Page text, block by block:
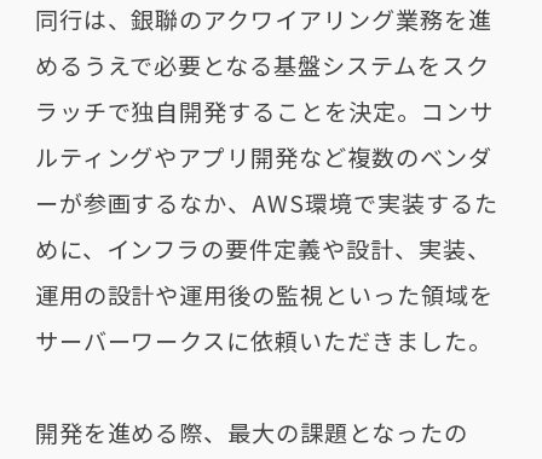
同行は、銀聯のアクワイアリング業務を進
めるうえで必要となる基盤システムをスク
ラッチで独自開発することを決定。コンサ
ルティングやアプリ開発など複数のベンダ
ーが参画するなか、AWS環境で実装するた
めに、インフラの要件定義や設計、実装、
運用の設計や運用後の監視といった領域を
サーバーワークスに依頼いただきました。
開発を進める際、最大の課題となったの